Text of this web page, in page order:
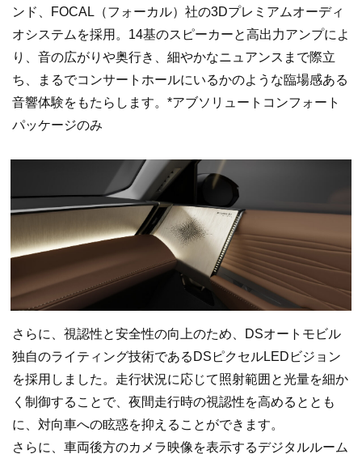
ンド、FOCAL（フォーカル）社の3Dプレミアムオーディ
オシステムを採用。14基のスピーカーと高出力アンプによ
り、音の広がりや奥行き、細やかなニュアンスまで際立
ち、まるでコンサートホールにいるかのような臨場感ある
音響体験をもたらします。*アブソリュートコンフォート
パッケージのみ
さらに、視認性と安全性の向上のため、DSオートモビル
独自のライティング技術であるDSピクセルLEDビジョン
を採用しました。走行状況に応じて照射範囲と光量を細か
く制御することで、夜間走行時の視認性を高めるととも
に、対向車への眩惑を抑えることができます。
さらに、車両後方のカメラ映像を表示するデジタルルーム